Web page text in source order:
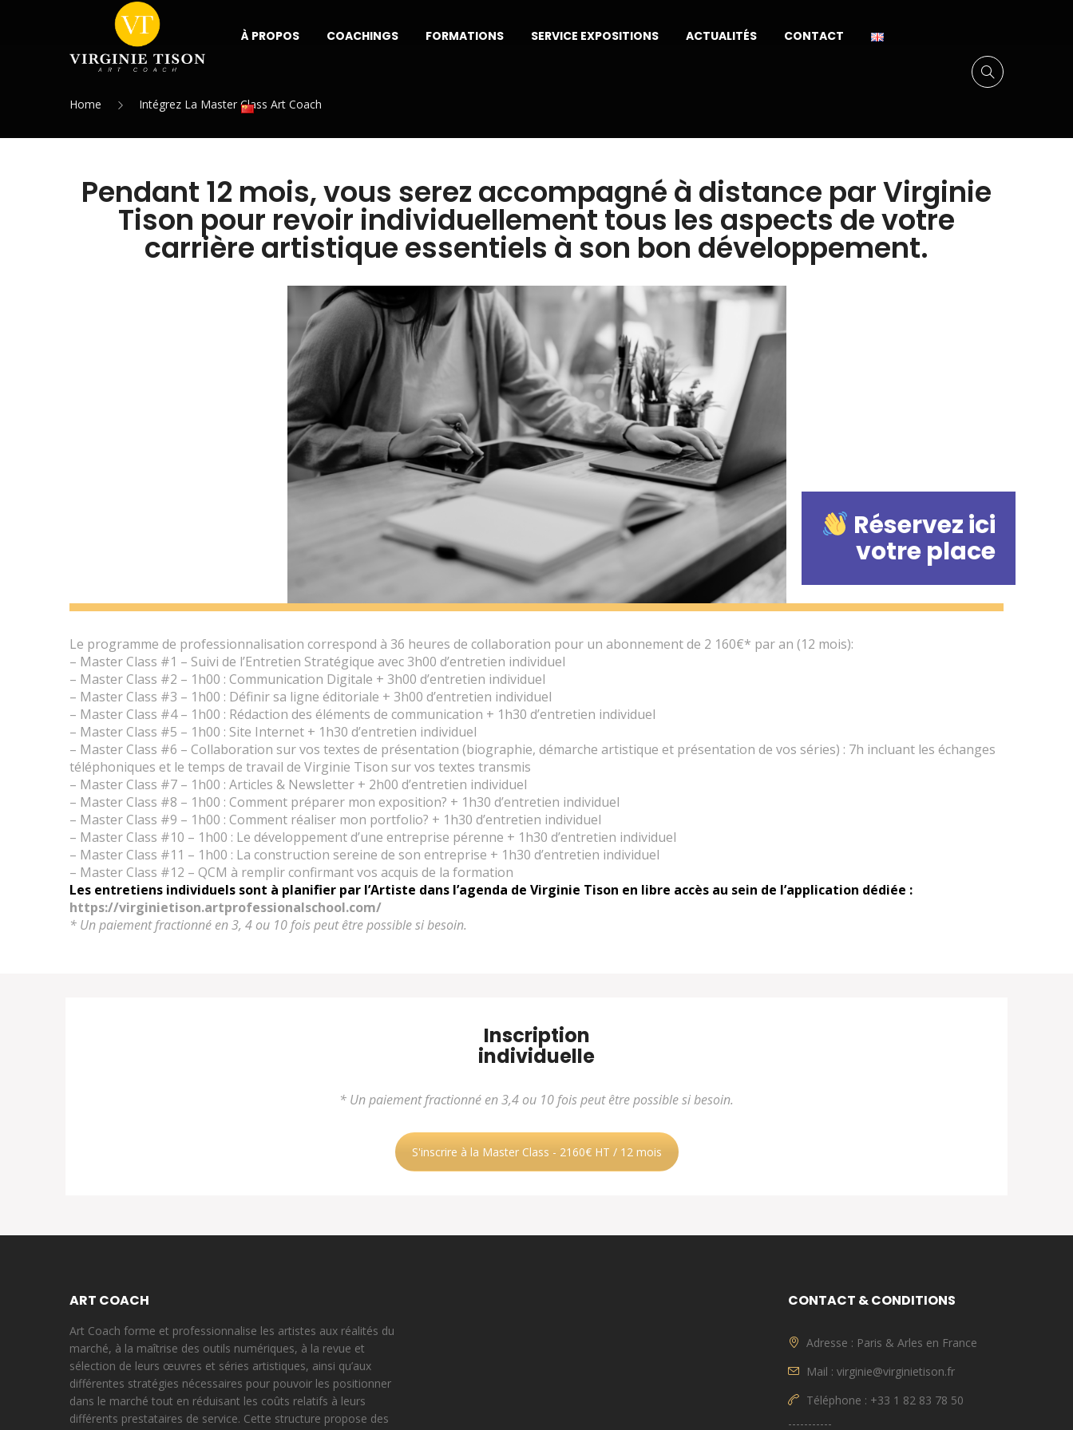
À PROPOS COACHINGS FORMATIONS SERVICE EXPOSITIONS ACTUALITÉS CONTACT
Home Intégrez La Master Class Art Coach
Pendant 12 mois, vous serez accompagné à distance par Virginie
Tison pour revoir individuellement tous les aspects de votre
carrière artistique essentiels à son bon développement.
Réservez ici
votre place
Le programme de professionnalisation correspond à 36 heures de collaboration pour un abonnement de 2 160€* par an (12 mois):
– Master Class #1 – Suivi de l’Entretien Stratégique avec 3h00 d’entretien individuel
– Master Class #2 – 1h00 : Communication Digitale + 3h00 d’entretien individuel
– Master Class #3 – 1h00 : Définir sa ligne éditoriale + 3h00 d’entretien individuel
– Master Class #4 – 1h00 : Rédaction des éléments de communication + 1h30 d’entretien individuel
– Master Class #5 – 1h00 : Site Internet + 1h30 d’entretien individuel
– Master Class #6 – Collaboration sur vos textes de présentation (biographie, démarche artistique et présentation de vos séries) : 7h incluant les échanges
téléphoniques et le temps de travail de Virginie Tison sur vos textes transmis
– Master Class #7 – 1h00 : Articles & Newsletter + 2h00 d’entretien individuel
– Master Class #8 – 1h00 : Comment préparer mon exposition? + 1h30 d’entretien individuel
– Master Class #9 – 1h00 : Comment réaliser mon portfolio? + 1h30 d’entretien individuel
– Master Class #10 – 1h00 : Le développement d’une entreprise pérenne + 1h30 d’entretien individuel
– Master Class #11 – 1h00 : La construction sereine de son entreprise + 1h30 d’entretien individuel
– Master Class #12 – QCM à remplir confirmant vos acquis de la formation
Les entretiens individuels sont à planifier par l’Artiste dans l’agenda de Virginie Tison en libre accès au sein de l’application dédiée :
https://virginietison.artprofessionalschool.com/
* Un paiement fractionné en 3, 4 ou 10 fois peut être possible si besoin.
Inscription
individuelle
* Un paiement fractionné en 3,4 ou 10 fois peut être possible si besoin.
S'inscrire à la Master Class - 2160€ HT / 12 mois
ART COACH
Art Coach forme et professionnalise les artistes aux réalités du
marché, à la maîtrise des outils numériques, à la revue et
sélection de leurs œuvres et séries artistiques, ainsi qu’aux
différentes stratégies nécessaires pour pouvoir les positionner
dans le marché tout en réduisant les coûts relatifs à leurs
différents prestataires de service. Cette structure propose des
CONTACT & CONDITIONS
Adresse : Paris & Arles en France
Mail : virginie@virginietison.fr
Téléphone : +33 1 82 83 78 50
-----------